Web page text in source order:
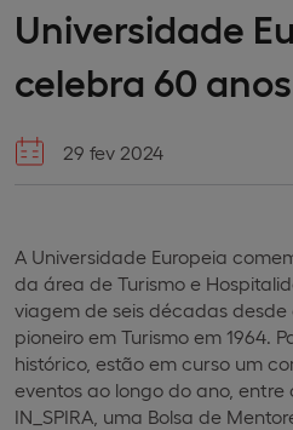
Universidade
celebra 60 anos
29 fev 2024
A Universidade Europeia
da área de Turismo e
viagem de seis décadas
pioneiro em Turismo em 1964.
histórico, estão em curso um
eventos ao longo do ano,
IN_SPIRA, uma Bolsa de